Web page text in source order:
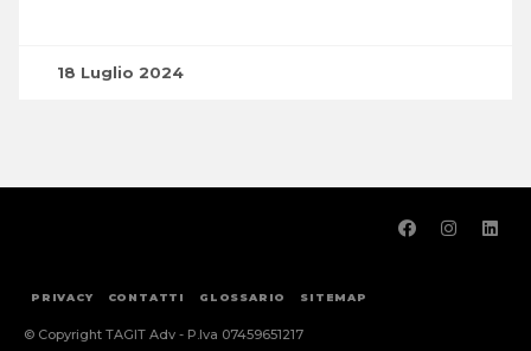
18 Luglio 2024
© Copyright TAGIT Adv - P.Iva 07459651217
PRIVACY CONTATTI GLOSSARIO SITEMAP